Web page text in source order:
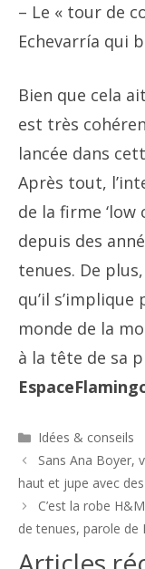
– Le « tour de
Echevarría qui
Bien que cela
est très
lancée dans
Après tout,
de la firme ‘low
depuis des
tenues. De
qu’il
monde de la
à la tête de sa
Catégories
Idées & conseils
Navigation
des
Sans Ana Boyer,
haut et jupe avec
C’est la robe
de tenues, parole de